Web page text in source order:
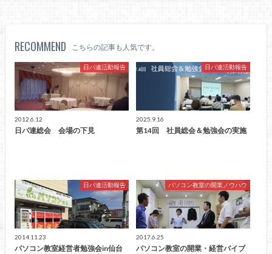
RECOMMEND こちらの記事も人気です。
日パ連活動報告
2012.6.12
日パ連総会 会場の下見
日パ連活動報告
2025.9.16
第14回 社員総会＆勉強会の実施
日パ連活動報告
2014.11.23
パソコン教室経営者勉強会in仙台
パソコン教室の開業ノウハウ
2017.6.25
パソコン教室の開業・経営バイブ